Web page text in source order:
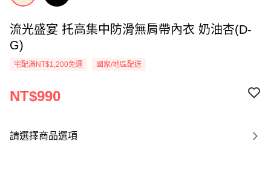
流光盛宴 托高集中防滑無肩帶內衣 奶油杏(D-
G)
宅配滿NT$1,200免運 國家/地區配送
NT$990
請選擇商品選項